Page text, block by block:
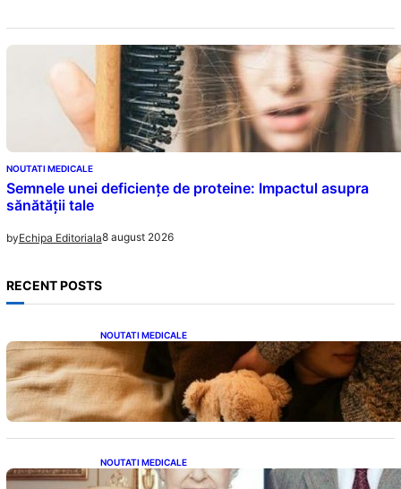
NOUTATI MEDICALE
Semnele unei deficiențe de proteine: Impactul asupra
sănătății tale
byEchipa Editoriala8 august 2026
RECENT POSTS
NOUTATI MEDICALE
Somnul Sănătos: Câte Ore Trebuie Să Dormi
în Funcție de Vârstă și Impactul Asupra
Sănătății
NOUTATI MEDICALE
Longevitatea în Rândul Celebrităților: Lecții